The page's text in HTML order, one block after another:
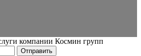
компании Космин групп